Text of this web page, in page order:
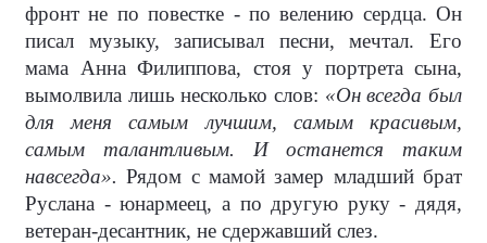
фронт не по повестке - по велению сердца. Он
писал музыку, записывал песни, мечтал. Его
мама Анна Филиппова, стоя у портрета сына,
вымолвила лишь несколько слов: «Он всегда был
для меня самым лучшим, самым красивым,
самым талантливым. И останется таким
навсегда». Рядом с мамой замер младший брат
Руслана - юнармеец, а по другую руку - дядя,
ветеран-десантник, не сдержавший слез.